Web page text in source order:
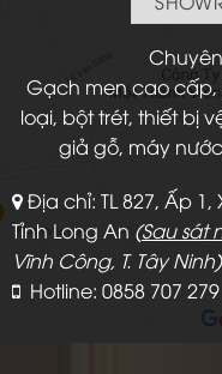
Gạch men cao cấp,
loại, bột trét, thiết bị
giả gỗ, máy
Địa chỉ: TL 827, Ấp 1,
Tỉnh Long An (Sau sát
Vĩnh Công, T. Tây Ninh)
Hotline: 0858 707 279